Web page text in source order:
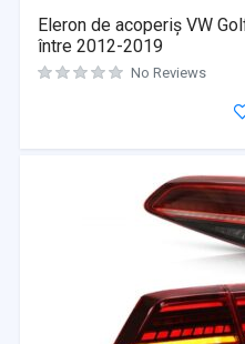
Eleron de acoperiș VW
între 2012-2019
No Reviews